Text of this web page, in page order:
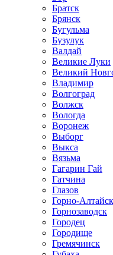
Братск
Брянск
Бугульма
Бузулук
Валдай
Великие Луки
Великий
Владимир
Волгоград
Волжск
Вологда
Воронеж
Выборг
Выкса
Вязьма
Гагарин Гай
Гатчина
Глазов
Горно-Алтайск
Горнозаводск
Городец
Городище
Гремячинск